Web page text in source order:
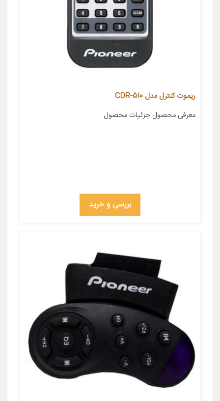
ریموت کنترل مدل CDR-510
معرفی محصول جزئیات محصول
بررسی و خرید